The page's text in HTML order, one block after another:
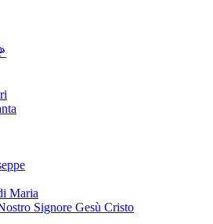
Maria
Signore Gesù Cristo